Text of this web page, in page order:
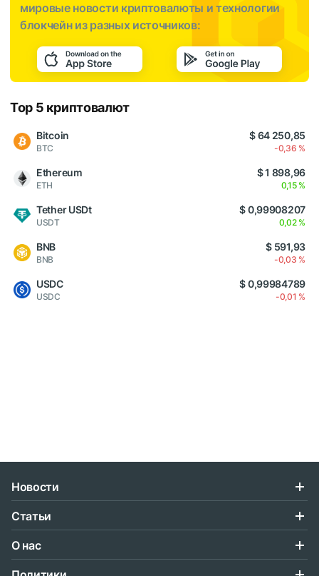
мировые новости криптовалюты и технологии
блокчейн из разных источников:
Top 5 криптовалют
Bitcoin
BTC
$ 64 250,85
-0,36 %
Ethereum
ETH
$ 1 898,96
0,15 %
Tether USDt
USDT
$ 0,99908207
0,02 %
BNB
BNB
$ 591,93
-0,03 %
USDC
USDC
$ 0,99984789
-0,01 %
Новости
Статьи
О нас